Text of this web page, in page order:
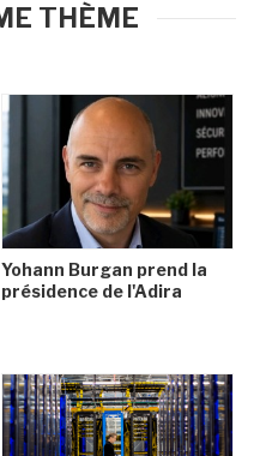
THÈME
Yohann Burgan prend la
présidence de l'Adira